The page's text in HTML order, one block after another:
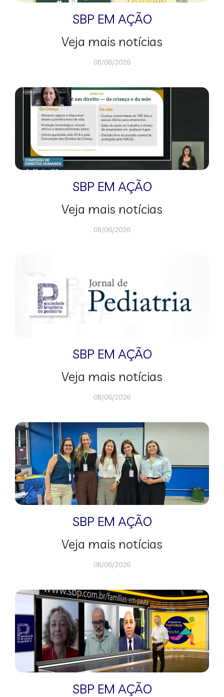
SBP EM AÇÃO
Veja mais notícias
08/06/2026
SBP EM AÇÃO
Veja mais notícias
08/06/2026
SBP EM AÇÃO
Veja mais notícias
08/06/2026
SBP EM AÇÃO
Veja mais notícias
08/06/2026
SBP EM AÇÃO